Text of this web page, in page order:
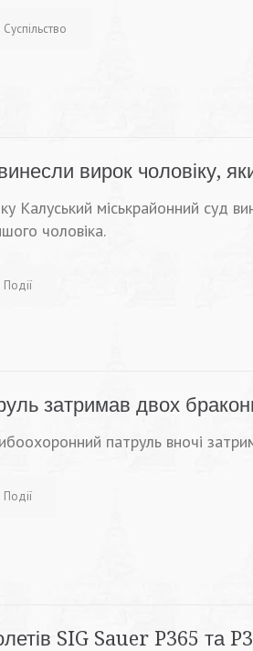
Суспільство
вирок чоловіку,
Калуський міськрайонний суд
чоловіка.
Події
затримав двох
патруль вночі
Події
SIG Sauer P365 та